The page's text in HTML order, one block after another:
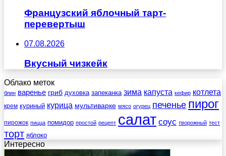
Французский яблочный тарт-
перевертыш
07.08.2026
Вкусный чизкейк
Облако меток
блин варенье гриб духовка запеканка зима капуста кефир котлета
крем куриный курица мультиварке мясо огурец печенье пирог
пирожок пицца помидор простой рецепт салат соус творожный тест
торт яблоко
Интересно